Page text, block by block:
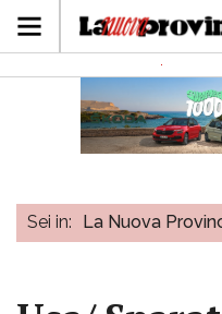
Sei in: La Nuova